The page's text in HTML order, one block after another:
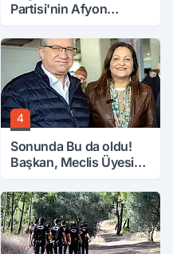
Partisi'nin Afyon
4
Sonunda Bu da oldu!
Başkan, Meclis Üyesini
Attırdı